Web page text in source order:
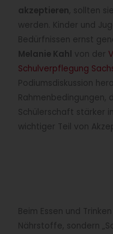
akzeptieren, sollten
werden. Kinder und
Bedürfnissen ernst
Melanie Kahl von der
Schulverpflegung
Podiumsdiskussion
Rahmenbedingungen,
Schülerschaft stärker
wichtiger Teil von
Beim Essen und
Nährstoffe, sondern